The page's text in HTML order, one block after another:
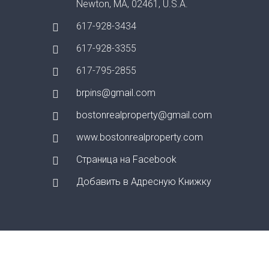
Newton, MA, 02461, U.S.A.
617-928-3434
617-928-3355
617-795-2855
brpins@gmail.com
bostonrealproperty@gmail.com
www.bostonrealproperty.com
Страница на Facebook
Добавить в Адресную Книжку